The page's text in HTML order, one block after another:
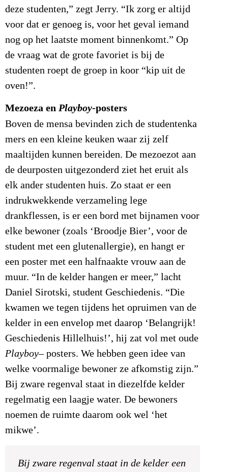
deze studenten,” zegt Jerry. “Ik zorg er altijd
voor dat er genoeg is, voor het geval iemand
nog op het laatste moment binnenkomt.” Op
de vraag wat de grote favoriet is bij de
studenten roept de groep in koor “kip uit de
oven!”.
Mezoeza en Playboy-posters
Boven de mensa bevinden zich de studentenka
mers en een kleine keuken waar zij zelf
maaltijden kunnen bereiden. De mezoezot aan
de deurposten uitgezonderd ziet het eruit als
elk ander studenten huis. Zo staat er een
indrukwekkende verzameling lege
drankflessen, is er een bord met bijnamen voor
elke bewoner (zoals ‘Broodje Bier’, voor de
student met een glutenallergie), en hangt er
een poster met een halfnaakte vrouw aan de
muur. “In de kelder hangen er meer,” lacht
Daniel Sirotski, student Geschiedenis. “Die
kwamen we tegen tijdens het opruimen van de
kelder in een envelop met daarop ‘Belangrijk!
Geschiedenis Hillelhuis!’, hij zat vol met oude
Playboy– posters. We hebben geen idee van
welke voormalige bewoner ze afkomstig zijn.”
Bij zware regenval staat in diezelfde kelder
regelmatig een laagje water. De bewoners
noemen de ruimte daarom ook wel ‘het
mikwe’.
Bij zware regenval staat in de kelder een